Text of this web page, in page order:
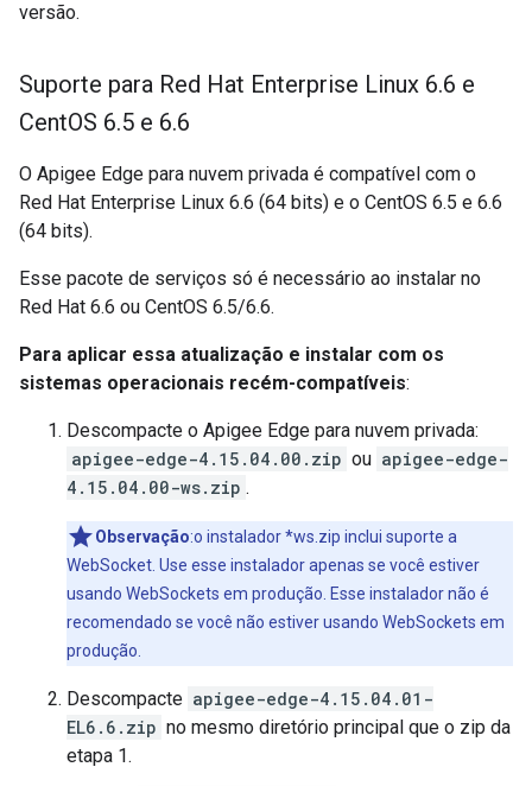
versão.
Suporte para Red Hat Enterprise Linux 6.6 e
CentOS 6.5 e 6.6
O Apigee Edge para nuvem privada é compatível com o
Red Hat Enterprise Linux 6.6 (64 bits) e o CentOS 6.5 e 6.6
(64 bits).
Esse pacote de serviços só é necessário ao instalar no
Red Hat 6.6 ou CentOS 6.5/6.6.
Para aplicar essa atualização e instalar com os
sistemas operacionais recém-compatíveis:
Descompacte o Apigee Edge para nuvem privada:
apigee-edge-4.15.04.00.zip ou apigee-edge-
4.15.04.00-ws.zip .
Observação:o instalador *ws.zip inclui suporte a
WebSocket. Use esse instalador apenas se você estiver
usando WebSockets em produção. Esse instalador não é
recomendado se você não estiver usando WebSockets em
produção.
Descompacte apigee-edge-4.15.04.01-
EL6.6.zip no mesmo diretório principal que o zip da
etapa 1.